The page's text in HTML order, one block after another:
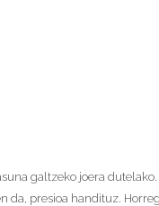
galtzeko joera
presioa handituz.